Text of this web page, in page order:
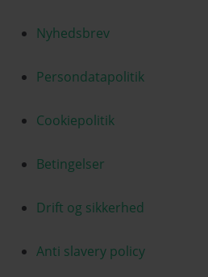
Nyhedsbrev
Persondatapolitik
Cookiepolitik
Betingelser
Drift og sikkerhed
Anti slavery policy